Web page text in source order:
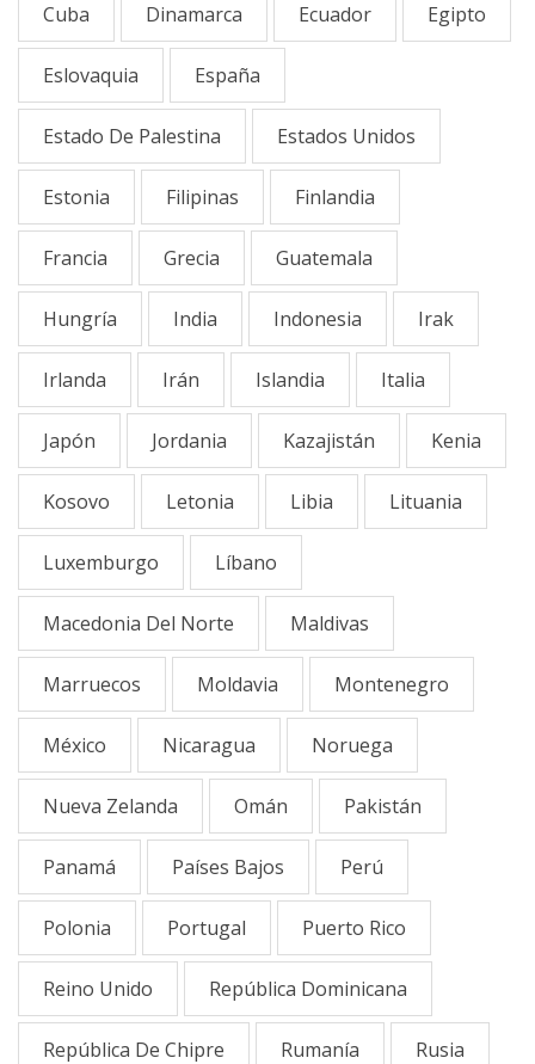
Cuba Dinamarca Ecuador Egipto
Eslovaquia España
Estado De Palestina Estados Unidos
Estonia Filipinas Finlandia
Francia Grecia Guatemala
Hungría India Indonesia Irak
Irlanda Irán Islandia Italia
Japón Jordania Kazajistán Kenia
Kosovo Letonia Libia Lituania
Luxemburgo Líbano
Macedonia Del Norte Maldivas
Marruecos Moldavia Montenegro
México Nicaragua Noruega
Nueva Zelanda Omán Pakistán
Panamá Países Bajos Perú
Polonia Portugal Puerto Rico
Reino Unido República Dominicana
República De Chipre Rumanía Rusia